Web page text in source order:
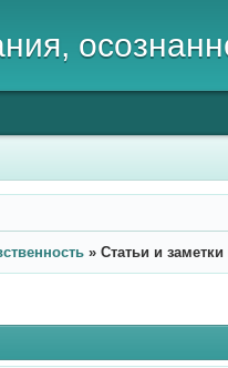
» Статьи и